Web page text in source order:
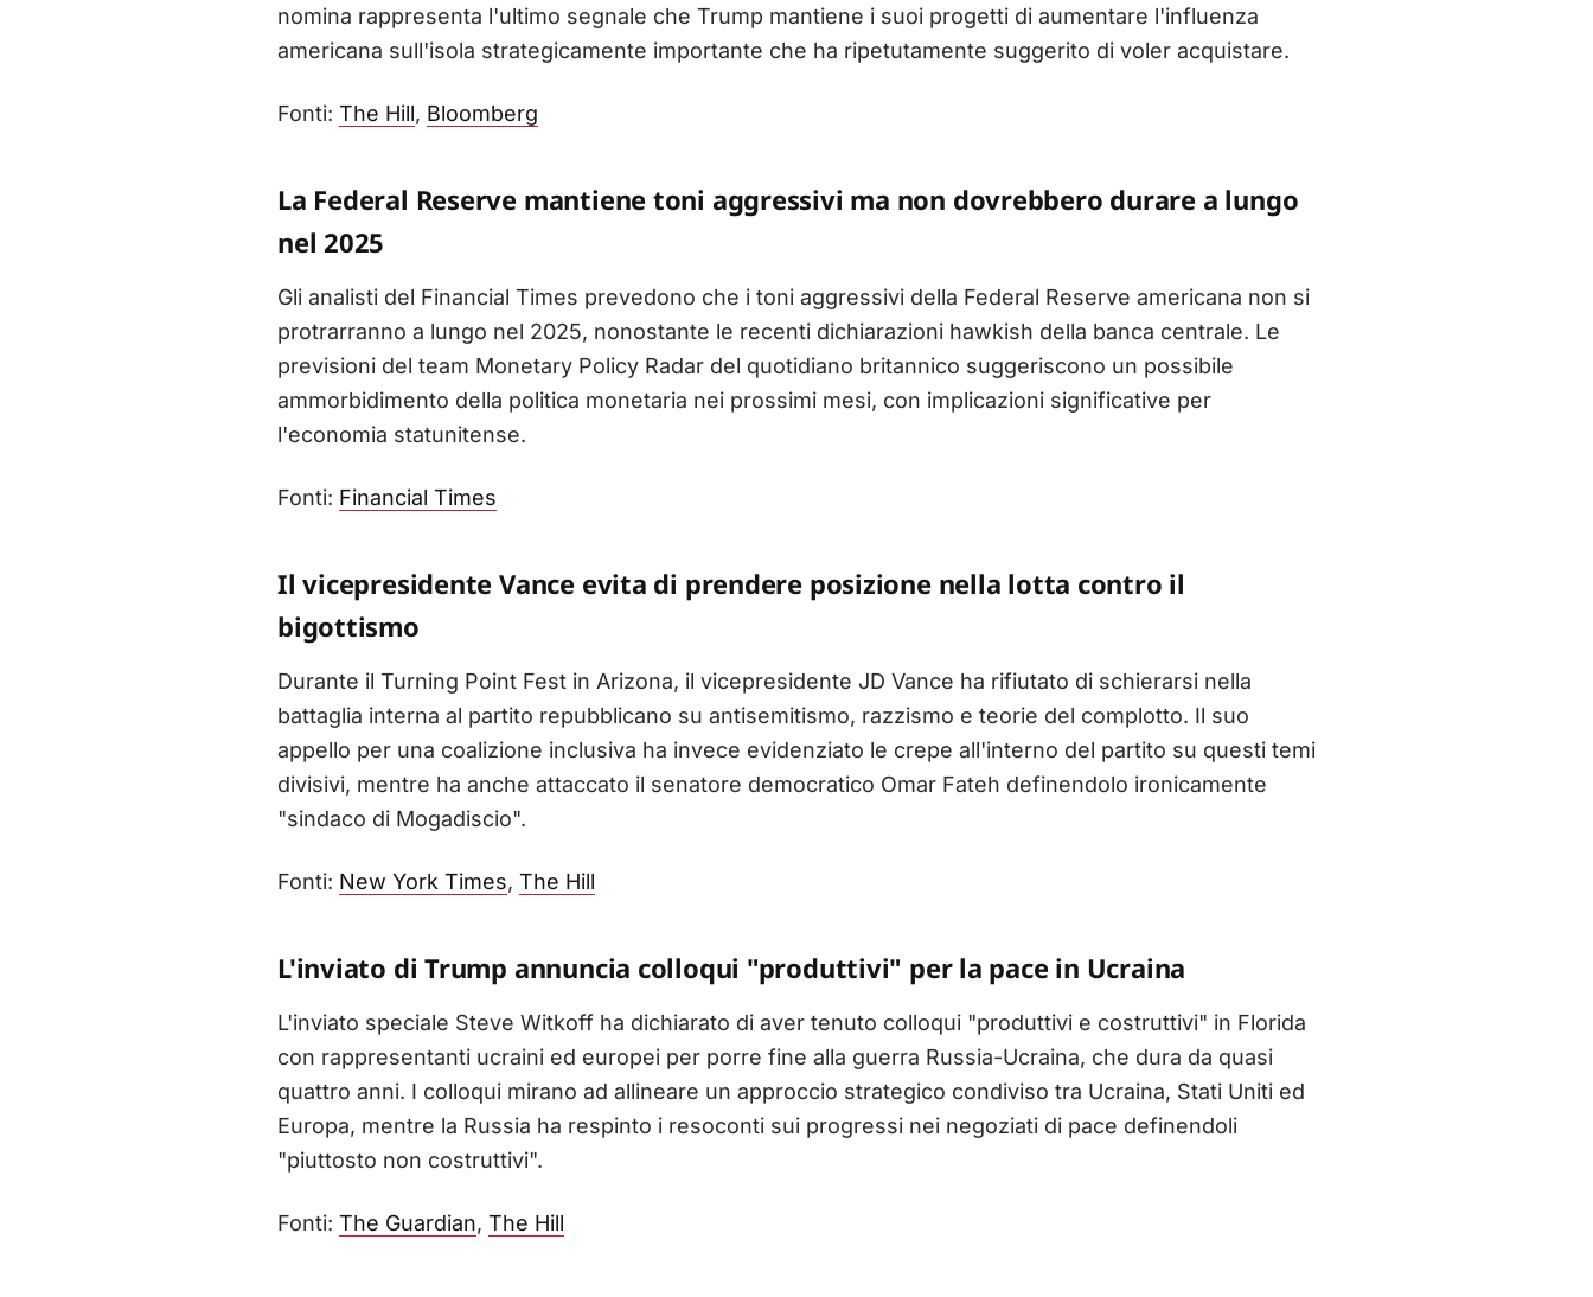
nomina rappresenta l'ultimo segnale che Trump mantiene i suoi progetti di aumentare l'influenza
americana sull'isola strategicamente importante che ha ripetutamente suggerito di voler acquistare.
Fonti: The Hill, Bloomberg
La Federal Reserve mantiene toni aggressivi ma non dovrebbero durare a lungo
nel 2025
Gli analisti del Financial Times prevedono che i toni aggressivi della Federal Reserve americana non si
protrarranno a lungo nel 2025, nonostante le recenti dichiarazioni hawkish della banca centrale. Le
previsioni del team Monetary Policy Radar del quotidiano britannico suggeriscono un possibile
ammorbidimento della politica monetaria nei prossimi mesi, con implicazioni significative per
l'economia statunitense.
Fonti: Financial Times
Il vicepresidente Vance evita di prendere posizione nella lotta contro il
bigottismo
Durante il Turning Point Fest in Arizona, il vicepresidente JD Vance ha rifiutato di schierarsi nella
battaglia interna al partito repubblicano su antisemitismo, razzismo e teorie del complotto. Il suo
appello per una coalizione inclusiva ha invece evidenziato le crepe all'interno del partito su questi temi
divisivi, mentre ha anche attaccato il senatore democratico Omar Fateh definendolo ironicamente
"sindaco di Mogadiscio".
Fonti: New York Times, The Hill
L'inviato di Trump annuncia colloqui "produttivi" per la pace in Ucraina
L'inviato speciale Steve Witkoff ha dichiarato di aver tenuto colloqui "produttivi e costruttivi" in Florida
con rappresentanti ucraini ed europei per porre fine alla guerra Russia-Ucraina, che dura da quasi
quattro anni. I colloqui mirano ad allineare un approccio strategico condiviso tra Ucraina, Stati Uniti ed
Europa, mentre la Russia ha respinto i resoconti sui progressi nei negoziati di pace definendoli
"piuttosto non costruttivi".
Fonti: The Guardian, The Hill